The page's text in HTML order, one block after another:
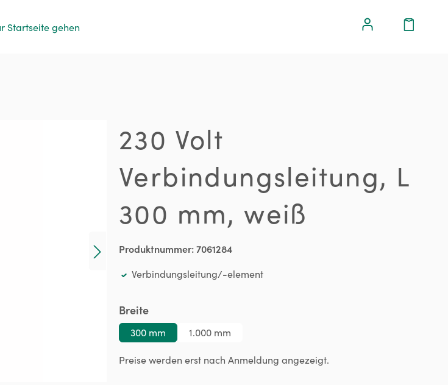
230 Volt
Verbindungsleitung, L
300 mm, weiß
Produktnummer:7061284
Verbindungsleitung/-element
Breiteauswählen
300 mm 1.000 mm
Preise werden erst nach Anmeldung angezeigt.